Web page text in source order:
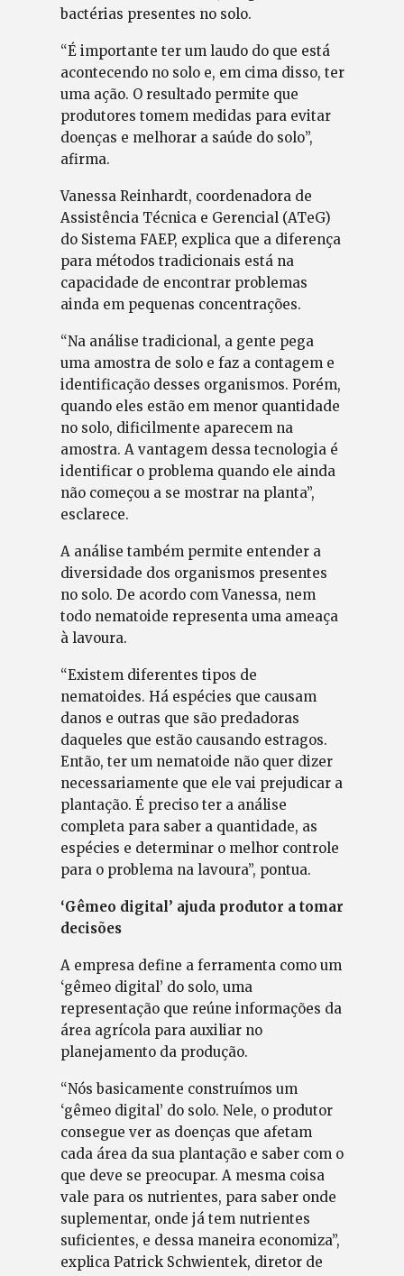
bactérias presentes no solo.
“É importante ter um laudo do que está
acontecendo no solo e, em cima disso, ter
uma ação. O resultado permite que
produtores tomem medidas para evitar
doenças e melhorar a saúde do solo”,
afirma.
Vanessa Reinhardt, coordenadora de
Assistência Técnica e Gerencial (ATeG)
do Sistema FAEP, explica que a diferença
para métodos tradicionais está na
capacidade de encontrar problemas
ainda em pequenas concentrações.
“Na análise tradicional, a gente pega
uma amostra de solo e faz a contagem e
identificação desses organismos. Porém,
quando eles estão em menor quantidade
no solo, dificilmente aparecem na
amostra. A vantagem dessa tecnologia é
identificar o problema quando ele ainda
não começou a se mostrar na planta”,
esclarece.
A análise também permite entender a
diversidade dos organismos presentes
no solo. De acordo com Vanessa, nem
todo nematoide representa uma ameaça
à lavoura.
“Existem diferentes tipos de
nematoides. Há espécies que causam
danos e outras que são predadoras
daqueles que estão causando estragos.
Então, ter um nematoide não quer dizer
necessariamente que ele vai prejudicar a
plantação. É preciso ter a análise
completa para saber a quantidade, as
espécies e determinar o melhor controle
para o problema na lavoura”, pontua.
‘Gêmeo digital’ ajuda produtor a tomar
decisões
A empresa define a ferramenta como um
‘gêmeo digital’ do solo, uma
representação que reúne informações da
área agrícola para auxiliar no
planejamento da produção.
“Nós basicamente construímos um
‘gêmeo digital’ do solo. Nele, o produtor
consegue ver as doenças que afetam
cada área da sua plantação e saber com o
que deve se preocupar. A mesma coisa
vale para os nutrientes, para saber onde
suplementar, onde já tem nutrientes
suficientes, e dessa maneira economiza”,
explica Patrick Schwientek, diretor de